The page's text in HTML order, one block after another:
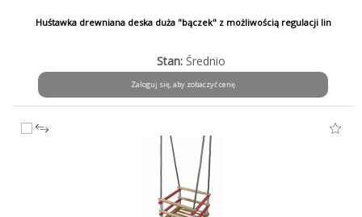
Huśtawka drewniana deska duża "bączek" z możliwością regulacji lin
Stan: Średnio
Zaloguj się, aby zobaczyć cenę